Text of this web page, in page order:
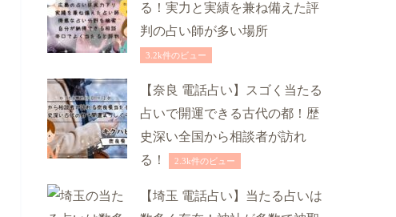
る！実力と実績を兼ね備えた評
判の占い師が多い場所
3.2k件のビュー
【奈良 電話占い】スゴく当たる
占いで開運できる古代の都！歴
史深い全国から相談者が訪れ
る！
2.3k件のビュー
【埼玉 電話占い】当たる占いは